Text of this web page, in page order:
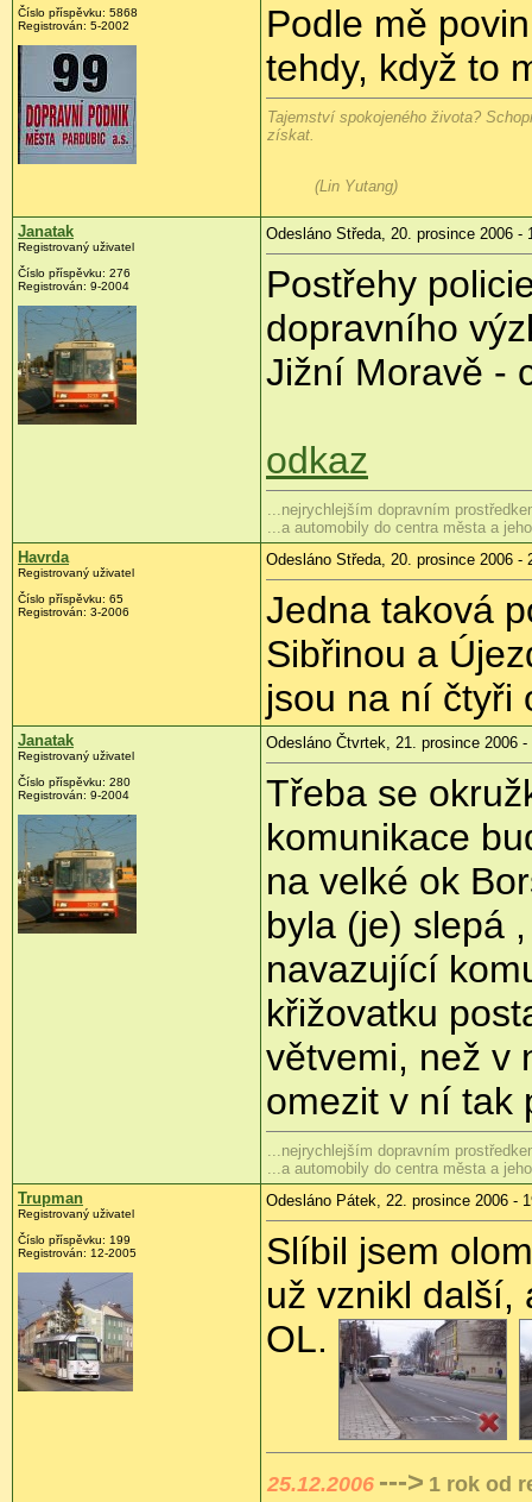
Číslo příspěvku: 5868
Registrován: 5-2002
Podle mě
tehdy, když to
Tajemství spokojeného života?
získat.
(Lin Yutang)
Janatak
Registrovaný uživatel
Číslo příspěvku: 276
Registrován: 9-2004
Odesláno Středa, 20. prosince 2006 -
Postřehy
dopravního
Jižní Moravě -
odkaz
...nejrychlejším dopravním
...a automobily do centra města a
Havrda
Registrovaný uživatel
Číslo příspěvku: 65
Registrován: 3-2006
Odesláno Středa, 20. prosince 2006 -
Jedna taková
Sibřinou a
jsou na ní čtyři
Janatak
Registrovaný uživatel
Číslo příspěvku: 280
Registrován: 9-2004
Odesláno Čtvrtek, 21. prosince 2006 -
Třeba se
komunikace
na velké ok
byla (je) slepá
navazující
křižovatku
větvemi, než v
omezit v ní tak
...nejrychlejším dopravním
...a automobily do centra města a
Trupman
Registrovaný uživatel
Číslo příspěvku: 199
Registrován: 12-2005
Odesláno Pátek, 22. prosince 2006 -
Slíbil jsem
už vznikl další,
OL.
25.12.2006 ---> 1 rok od